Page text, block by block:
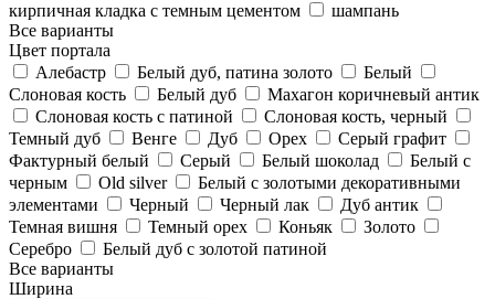
кирпичная кладка с темным цементом
шампань
Все варианты
Цвет портала
Алебастр
Белый дуб, патина золото
Белый
Слоновая кость
Белый дуб
Махагон коричневый антик
Слоновая кость с патиной
Слоновая кость, черный
Темный дуб
Венге Дуб Орех
Серый графит
Фактурный белый
Серый Белый шоколад
Белый с
черным
Old silver
Белый с золотыми декоративными
элементами
Черный Черный лак
Дуб антик
Темная вишня
Темный орех Коньяк
Золото
Серебро
Белый дуб с золотой патиной
Все варианты
Ширина